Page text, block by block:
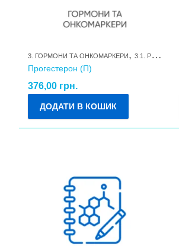
3. ГОРМОНИ ТА ОНКОМАРКЕРИ, 3.1. РЕПРОДУКТИВНІ ГОРМОНИ ТА ЇХ МЕТАБОЛІТИ
Прогестерон (П)
376,00 грн.
ДОДАТИ В КОШИК